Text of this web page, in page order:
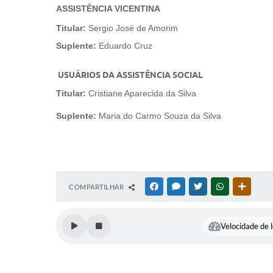
ASSISTÊNCIA VICENTINA
Titular: Sergio José de Amorim
Suplente: Eduardo Cruz
USUÁRIOS DA ASSISTÊNCIA SOCIAL
Titular: Cristiane Aparecida da Silva
Suplente: Maria do Carmo Souza da Silva
COMPARTILHAR FACEBOOKMESSENGER
TWITTERWHATSAPP
Velocidade de